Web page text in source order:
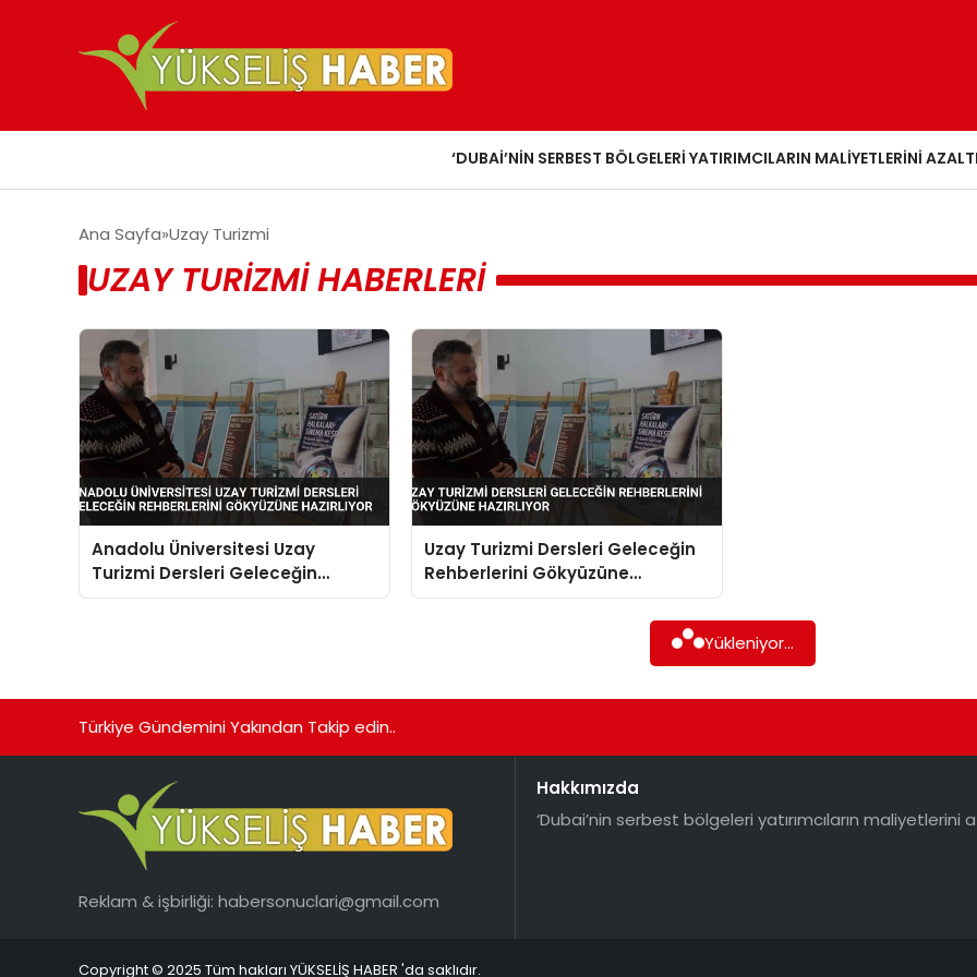
‘DUBAI’NIN SERBEST BÖLGELERI YATIRIMCILARIN MALIYETLERINI
Ana Sayfa Uzay Turizmi
UZAY TURIZMI HABERLERI
Anadolu Üniversitesi Uzay
Turizmi Dersleri Geleceğin
Rehberlerini Gökyüzüne
Uzay Turizmi Dersleri Geleceğin
Rehberlerini Gökyüzüne
Hazırlıyor
Yükleniyor...
Türkiye Gündemini Yakından Takip edin..
Reklam & işbirliği: habersonuclari@gmail.com
Hakkımızda
‘Dubai’nin serbest bölgeleri yatırımcıların maliyetlerini
Copyright © 2025 Tüm hakları YÜKSELİŞ HABER 'da saklıdır.